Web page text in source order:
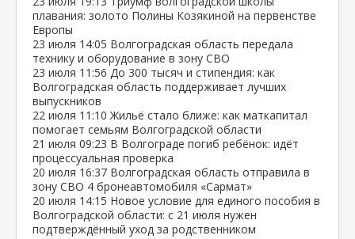
плавания: золото Полины Козякиной на первенстве
Европы
23 июля 14:05 Волгоградская область передала
технику и оборудование в зону СВО
23 июля 11:56 До 300 тысяч и стипендия: как
Волгоградская область поддерживает лучших
выпускников
22 июля 11:10 Жильё стало ближе: как маткапитал
помогает семьям Волгоградской области
21 июля 09:23 В Волгограде погиб ребёнок: идёт
процессуальная проверка
20 июля 16:37 Волгоградская область отправила в
зону СВО 4 бронеавтомобиля «Сармат»
20 июля 14:15 Новое условие для единого пособия в
Волгоградской области: с 21 июля нужен
подтверждённый уход за родственником